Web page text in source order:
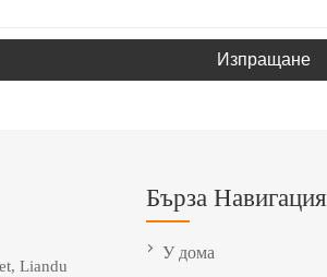
Изпращане
Liandu
Бърза Навигация
У дома